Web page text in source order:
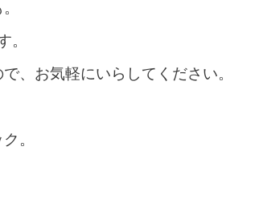
。
、お気軽にいらしてください。
。